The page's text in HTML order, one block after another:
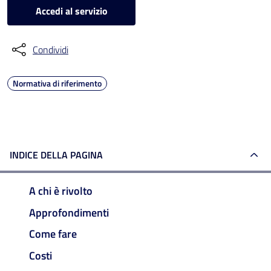
Accedi al servizio
Condividi
Normativa di riferimento
INDICE DELLA PAGINA
A chi è rivolto
Approfondimenti
Come fare
Costi